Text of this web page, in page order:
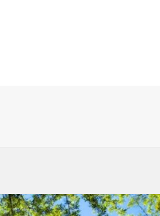
så overrask kæresten